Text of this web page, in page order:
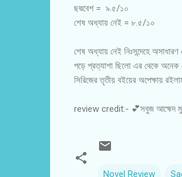
ছদ্মবেশ = ৯.৫/১০
শেষ অধ্যায় নেই = ৮.৫/১০
শেষ অধ্যায় নেই নিঃসন্দেহে
পড়ে প্রত্যাশা ছিলো এর থেকে
সিরিজের তৃতীয় বইয়ের অপেক্ষায়
review credit:- 💕সবুজ আহ্মেদ
Novel Review